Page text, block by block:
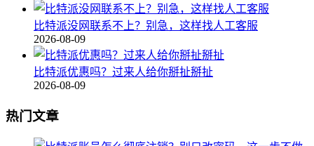
比特派没网联系不上？别急，这样找人工客服
2026-08-09
比特派优惠吗？过来人给你掰扯掰扯
2026-08-09
热门文章